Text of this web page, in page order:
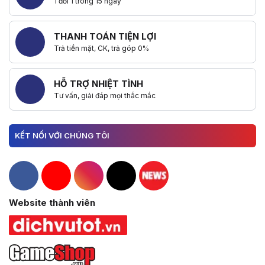
THANH TOÁN TIỆN LỢI
Trả tiền mặt, CK, trả góp 0%
HỖ TRỢ NHIỆT TÌNH
Tư vấn, giải đáp mọi thắc mắc
KẾT NỐI VỚI CHÚNG TÔI
Hacom Facebook
Hacom YouTube
Hacom Instagram
Hacom TikTok
Website thành viên